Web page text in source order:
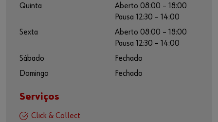
Quinta
Aberto 08:00 – 18:00
Pausa 12:30 – 14:00
Sexta
Aberto 08:00 – 18:00
Pausa 12:30 – 14:00
Sábado
Fechado
Domingo
Fechado
Serviços
Click & Collect